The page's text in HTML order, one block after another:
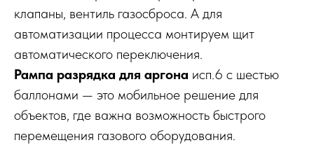
клапаны, вентиль газосброса. А для
автоматизации процесса монтируем щит
автоматического переключения.
Рампа разрядка для аргона исп.6 с шестью
баллонами — это мобильное решение для
объектов, где важна возможность быстрого
перемещения газового оборудования.